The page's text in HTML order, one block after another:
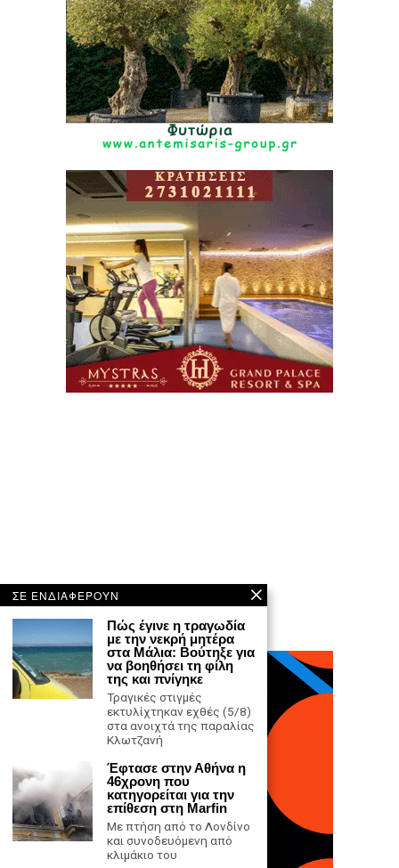
ΣΕ ΕΝΔΙΑΦΕΡΟΥΝ
Πώς έγινε η τραγωδία
με την νεκρή μητέρα
στα Μάλια: Βούτηξε για
να βοηθήσει τη φίλη
της και πνίγηκε
Τραγικές στιγμές
εκτυλίχτηκαν εχθές (5/8)
στα ανοιχτά της παραλίας
Κλωτζανή
Έφτασε στην Αθήνα η
46χρονη που
κατηγορείται για την
επίθεση στη Marfin
Με πτήση από το Λονδίνο
και συνοδευόμενη από
κλιμάκιο του